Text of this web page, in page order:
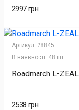
2997 грн.
Артикул: 28845
В наявності: 48 шт
Roadmarch L-
2538 грн.